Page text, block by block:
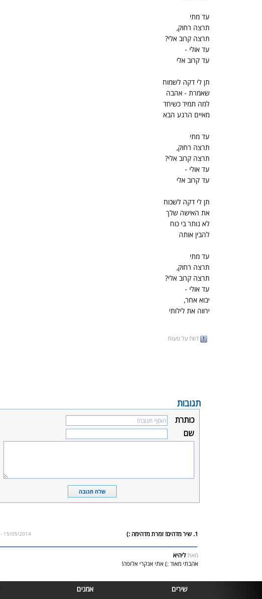
עד מתי
תרצה רחוק,
תרצה קרוב אלי?
עד אולי -
עד קרוב אלי
תן לי דקה לשמוח
שאמרת - אהבה
למה תמיד כשיחד
מאיים הרגע הבא
עד מתי
תרצה רחוק,
תרצה קרוב אלי?
עד אולי -
עד קרוב אלי
תן לי דקה לשכוח
את האישה שלך
לא נותר בי כוח
להבין אותה
עד מתי
תרצה רחוק,
תרצה קרוב אלי?
עד אולי -
יבוא אחר,
ירווה את לילותי
דווח על טעות
תגובות
כותרת
שם
1. שיר מדהים! זמרת מדהימה :) 15/05/2014 - 20:39
מאתליהיא
אהבתי מאוד :) אתי אנקרי אלופה!
שירים אמנים